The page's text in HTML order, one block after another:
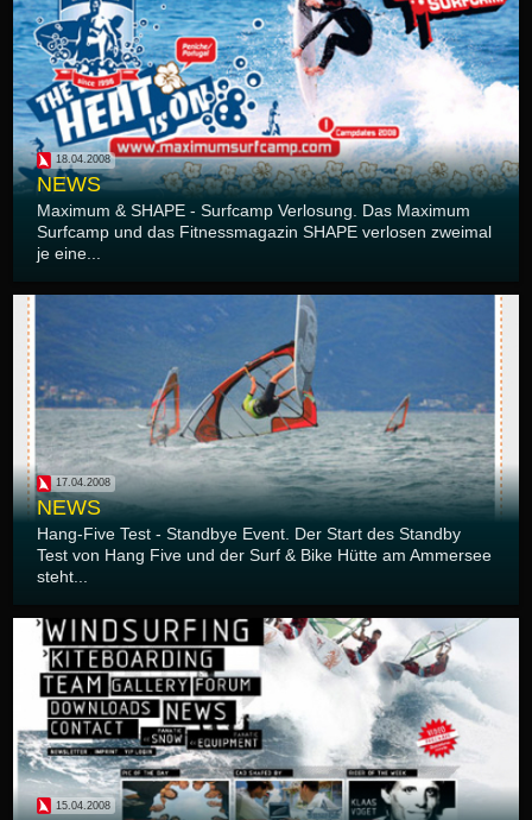
18.04.2008
NEWS
Maximum & SHAPE - Surfcamp Verlosung. Das Maximum
Surfcamp und das Fitnessmagazin SHAPE verlosen zweimal
je eine...
17.04.2008
NEWS
Hang-Five Test - Standbye Event. Der Start des Standby
Test von Hang Five und der Surf & Bike Hütte am Ammersee
steht...
15.04.2008